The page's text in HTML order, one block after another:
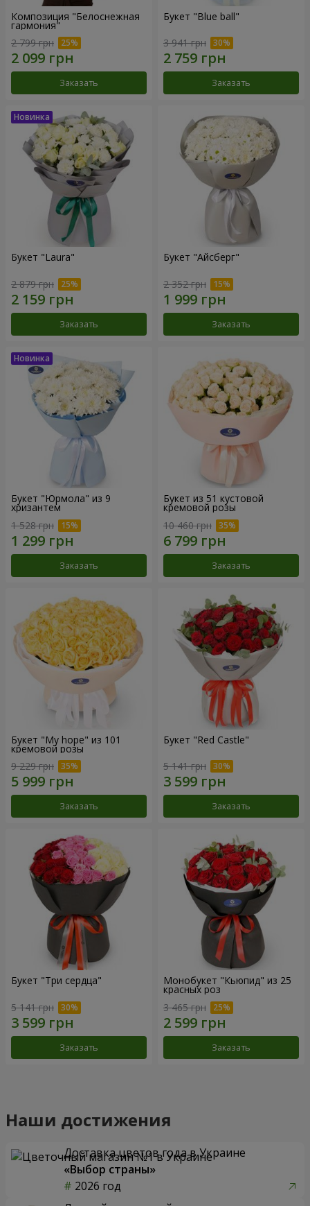
Композиция "Белоснежная
гармония"
2 799 грн
Заказать
Букет "Blue ball"
3 941 грн
Заказать
Букет "Laura"
2 879 грн
Заказать
Букет "Айсберг"
2 352 грн
Заказать
Букет "Юрмола" из 9
хризантем
1 528 грн
Заказать
Букет из 51 кустовой
кремовой розы
10 460 грн
Заказать
Букет "My hope" из 101
кремовой розы
9 229 грн
Заказать
Букет "Red Castle"
5 141 грн
Заказать
Букет "Три сердца"
5 141 грн
Заказать
Монобукет "Кьюпид" из 25
красных роз
3 465 грн
Заказать
Наши достижения
Доставка цветов года в Украине
«Выбор страны»
2026 год